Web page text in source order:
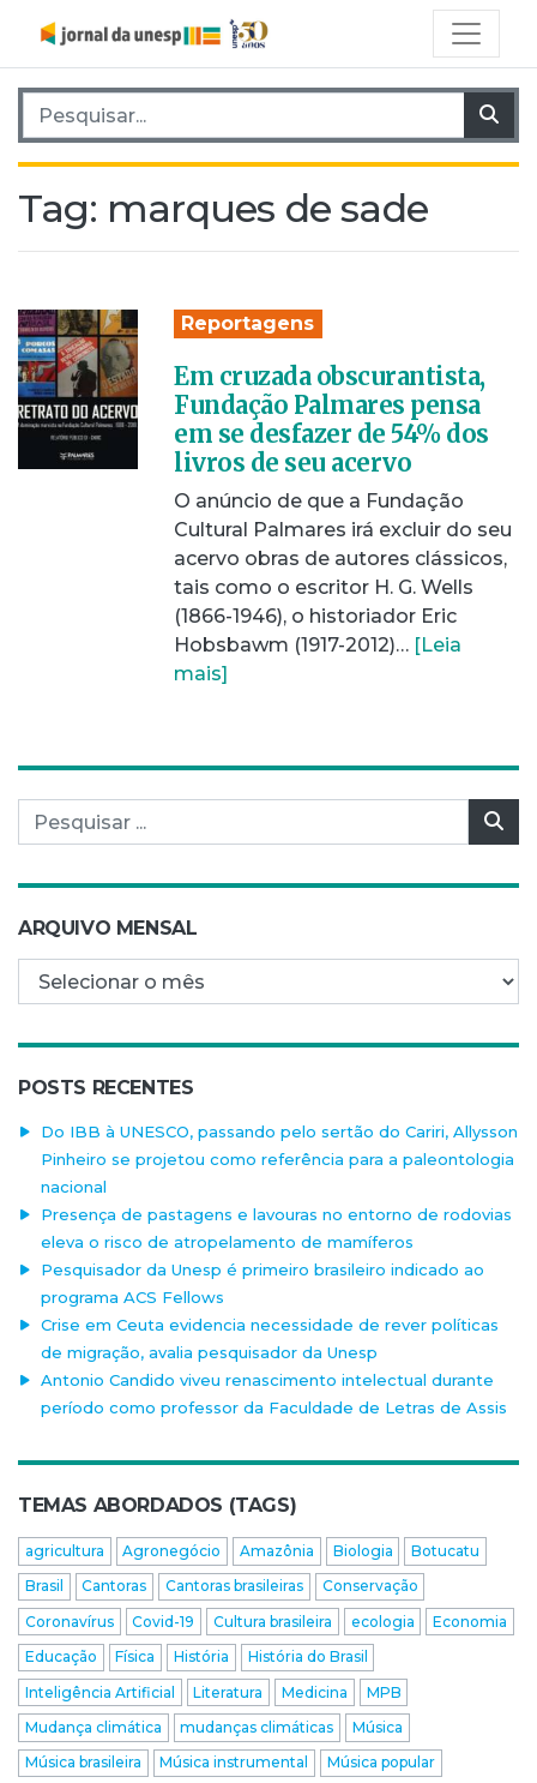
Pesquisar por:
Tag: marques de sade
Reportagens
Em cruzada obscurantista,
Fundação Palmares pensa
em se desfazer de 54% dos
livros de seu acervo
O anúncio de que a Fundação
Cultural Palmares irá excluir do seu
acervo obras de autores clássicos,
tais como o escritor H. G. Wells
(1866-1946), o historiador Eric
Hobsbawm (1917-2012)… [Leia
mais]
Pesquisar por:
ARQUIVO MENSAL
Arquivo mensal
POSTS RECENTES
Do IBB à UNESCO, passando pelo sertão do Cariri, Allysson
Pinheiro se projetou como referência para a paleontologia
nacional
Presença de pastagens e lavouras no entorno de rodovias
eleva o risco de atropelamento de mamíferos
Pesquisador da Unesp é primeiro brasileiro indicado ao
programa ACS Fellows
Crise em Ceuta evidencia necessidade de rever políticas
de migração, avalia pesquisador da Unesp
Antonio Candido viveu renascimento intelectual durante
período como professor da Faculdade de Letras de Assis
TEMAS ABORDADOS (TAGS)
agricultura Agronegócio Amazônia Biologia
Botucatu
Brasil
Cantoras Cantoras brasileiras
Conservação
Coronavírus
Covid-19 Cultura brasileira ecologia
Economia
Educação
Física História
História do Brasil
Inteligência Artificial
Literatura Medicina
MPB
Mudança climática
mudanças climáticas
Música
Música brasileira
Música instrumental
Música popular